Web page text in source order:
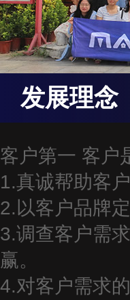
发展理念
客户第一 客户
1.真诚帮助客
2.以客户品牌
3.调查客户需
赢。
4.对客户需求